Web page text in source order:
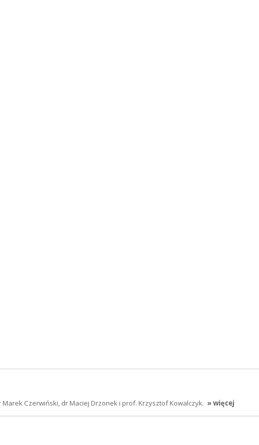
Czerwiński, dr Maciej Drzonek i prof. Krzysztof Kowalczyk. » więcej